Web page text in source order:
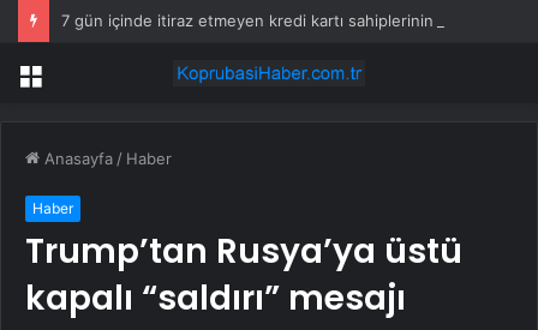
Menü
Anasayfa / Haber
Haber
Trump’tan Rusya’ya üstü
kapalı “saldırı” mesajı